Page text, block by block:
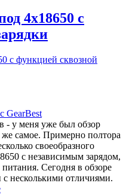
4х18650 с
GearBest
- у меня уже был обзор
же самое. Примерно полтора
своеобразного
с независимым зарядом,
Сегодня в обзоре
с несколькими отличиями.